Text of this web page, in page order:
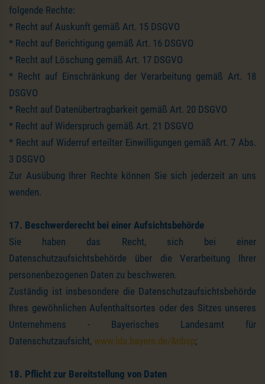
folgende Rechte:
* Recht auf Auskunft gemäß Art. 15 DSGVO
* Recht auf Berichtigung gemäß Art. 16 DSGVO
* Recht auf Löschung gemäß Art. 17 DSGVO
* Recht auf Einschränkung der Verarbeitung gemäß Art. 18
DSGVO
* Recht auf Datenübertragbarkeit gemäß Art. 20 DSGVO
* Recht auf Widerspruch gemäß Art. 21 DSGVO
* Recht auf Widerruf erteilter Einwilligungen gemäß Art. 7 Abs.
3 DSGVO
Zur Ausübung Ihrer Rechte können Sie sich jederzeit an uns
wenden.
17. Beschwerderecht bei einer Aufsichtsbehörde
Sie haben das Recht, sich bei einer
Datenschutzaufsichtsbehörde über die Verarbeitung Ihrer
personenbezogenen Daten zu beschweren.
Zuständig ist insbesondere die Datenschutzaufsichtsbehörde
Ihres gewöhnlichen Aufenthaltsortes oder des Sitzes unseres
Unternehmens - Bayerisches Landesamt für
Datenschutzaufsicht, www.lda.bayern.de/&nbsp;
18. Pflicht zur Bereitstellung von Daten